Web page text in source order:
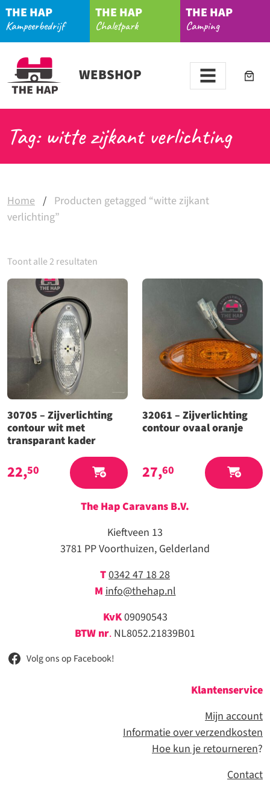
THE HAP
Kampeerbedrijf
THE HAP
Chaletpark
THE HAP
Camping
WEBSHOP
Tag: witte zijkant verlichting
Home / Producten getagged “witte zijkant
verlichting”
Toont alle 2 resultaten
30705 – Zijverlichting
contour wit met
transparant kader
22,50
32061 – Zijverlichting
contour ovaal oranje
27,60
The Hap Caravans B.V.
Kieftveen 13
3781 PP Voorthuizen, Gelderland
T0342 47 18 28
M info@thehap.nl
KvK09090543
BTW nr. NL8052.21839B01
Volg ons op Facebook!
Klantenservice
Mijn account
Informatie over verzendkosten
Hoe kun je retourneren?
Contact